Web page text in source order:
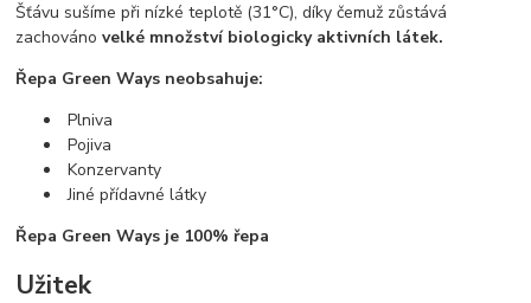
Šťávu sušíme při nízké teplotě (31°C), díky čemuž zůstává
zachovánovelké množství biologicky aktivních látek.
Řepa Green Ways neobsahuje:
Plniva
Pojiva
Konzervanty
Jiné přídavné látky
Řepa Green Ways je 100% řepa
Užitek